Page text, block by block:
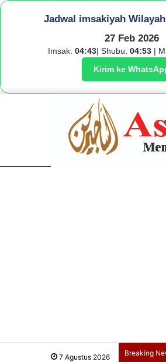
Jadwal imsakiyah
27 Feb 2026
Imsak: 04:43| Shubu: 04:53 |
Kirim ke
7 Agustus 2026 Breaking